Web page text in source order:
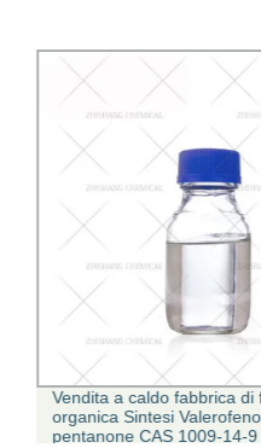
Vendita a caldo fabbrica di
organica Sintesi
pentanone CAS 1009-14-9